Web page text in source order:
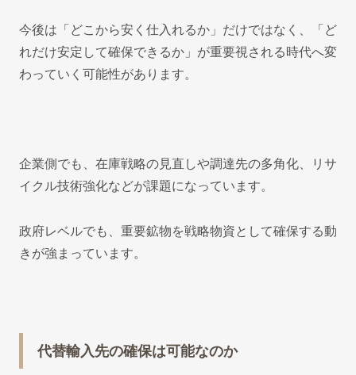
今後は「どこから安く仕入れるか」だけではなく、「ど
れだけ安定して確保できるか」が重要視される時代へ変
わっていく可能性があります。
企業側でも、在庫戦略の見直しや調達先の多角化、リサ
イクル技術強化などが課題になっています。
政府レベルでも、重要鉱物を戦略物資として確保する動
きが強まっています。
代替輸入先の確保は可能なのか